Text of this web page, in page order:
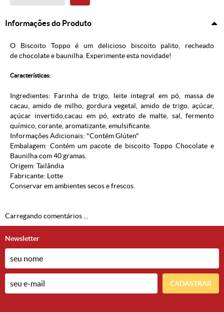
Informações do Produto
O Biscoito Toppo é um delicioso biscoito palito, recheado
de chocolate e baunilha. Experimente esta novidade!
Características:
Ingredientes: Farinha de trigo, leite integral em pó, massa de
cacau, amido de milho, gordura vegetal, amido de trigo, açúcar,
açúcar invertido,cacau em pó, extrato de malte, sal, fermento
químico, corante, aromatizante, emulsificante.
Informações Adicionais: "Contém Glúten"
Embalagem: Contém um pacote de biscoito Toppo Chocolate e
Baunilha com 40 gramas.
Origem: Tailândia
Fabricante: Lotte
Conservar em ambientes secos e frescos.
Carregando comentários ...
Newsletter
CADASTRAR